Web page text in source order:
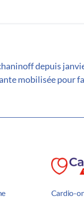
depuis
mobilisée pour
Cardio-